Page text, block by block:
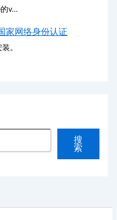
v…
家网络身份认证
。
搜
索